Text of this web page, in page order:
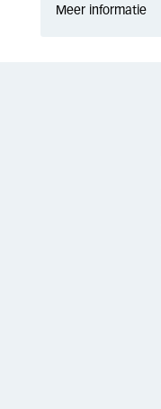
Meer informatie